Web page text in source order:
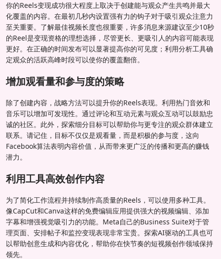
你的Reels变现成功很大程度上取决于创建能与观众产生共鸣并最大
化覆盖的内容。在最初几秒内设置强有力的钩子对于吸引观众注意力
至关重要。了解最佳视频长度也很重要，许多消息来源建议至少10秒
的Reel是变现资格的理想选择，尽管更长、更吸引人的内容可能表现
更好。在正确的时间发布可以显著提高你的可见度；利用分析工具确
定观众的活跃高峰时段可以使你的覆盖翻倍。
增加观看量和参与度的策略
除了创建内容，战略方法可以提升你的Reels表现。利用热门音效和
音乐可以增加可发现性。通过评论和互动元素与观众互动可以鼓励忠
诚的社区。此外，探索细分目标可以帮助你与更专注的观众群体建立
联系。请记住，目标不仅仅是观看量，而是积极的参与度，这向
Facebook算法表明内容价值，从而带来更广泛的传播和更高的赚钱
潜力。
利用工具高效创作内容
为了简化工作流程并持续制作高质量的Reels，可以使用多种工具。
像CapCut和Canva这样的免费编辑应用提供强大的视频编辑、添加
字幕和增强视觉吸引力的功能。Meta自己的Business Suite对于管
理页面、安排帖子和监控变现表现非常宝贵。探索AI驱动的工具也可
以帮助创意生成和内容优化，帮助你在快节奏的短视频创作领域保持
领先。